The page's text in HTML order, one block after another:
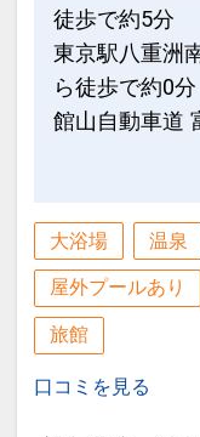
徒歩で約5分
東京駅八重洲
ら徒歩で約0分
館山自動車道
大浴場 温泉
屋外プールあり
旅館
口コミを見る